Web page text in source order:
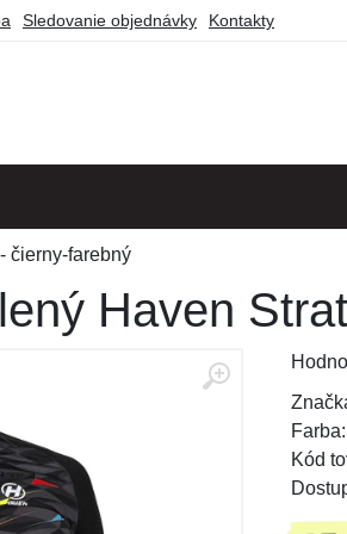
Sledovanie objednávky Kontakty
čierny-farebný
Haven
Farba:
Kód